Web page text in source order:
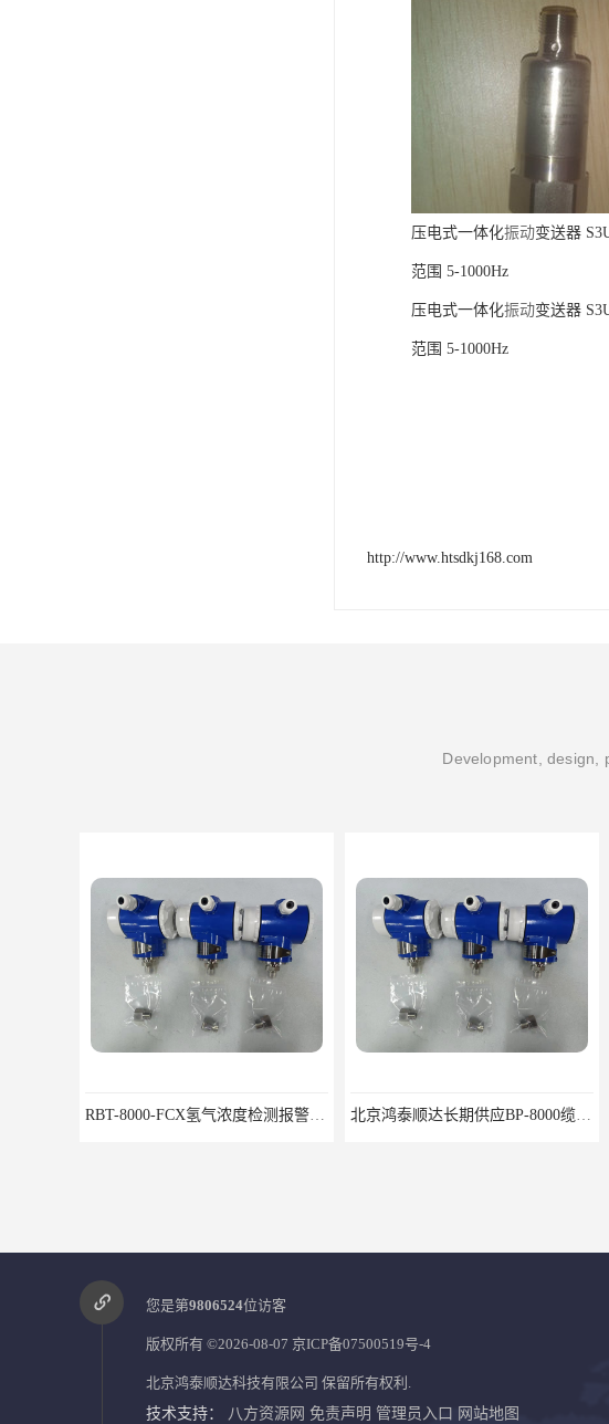
压电式一体化振动变送器
范围 5-1000Hz
压电式一体化振动变送器
范围 5-1000Hz
http://www.htsdkj168.com
Development, design,
RBT-8000-FCX氢气浓度检测报警器北京地区供应商 北京鸿泰顺达长期供应BP-8000缆式液位计，0-5米现场显示；BP-8000缆式液位计，0-5米现场显示询价电话
您是第9806524位访客
版权所有 ©2026-08-07 京ICP备07500519号-4
北京鸿泰顺达科技有限公司 保留所有权利.
技术支持： 八方资源网 免责声明 管理员入口 网站地图